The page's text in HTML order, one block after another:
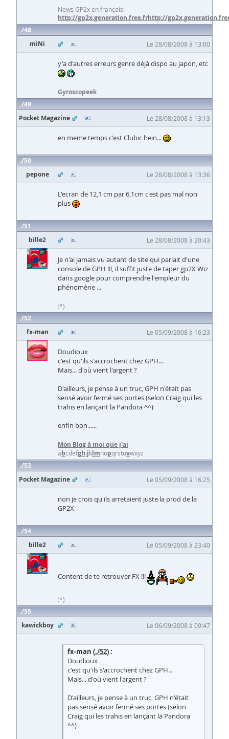
News GP2x en français:
http://gp2x.generation.free.frhttp://
48
miNi
Le 28/08/2008 à 13:00
y'a d'autres erreurs genre déjà dispo au japon, etc
Gyroscopeek
49
Pocket Magazine
Le 28/08/2008 à 13:13
en meme temps c'est Clubic hein...
50
pepone
Le 28/08/2008 à 13:36
L'ecran de 12,1 cm par 6,1cm c'est pas mal non
plus
51
bille2
Le 28/08/2008 à 20:43
Je n'ai jamais vu autant de site qui parlait d'une
console de GPH !!!, il suffit juste de taper gp2X Wiz
dans google pour comprendre l'empleur du
phénomène ...
:*)
52
fx-man
Le 05/09/2008 à 16:23
Doudioux
c'est qu'ils s'accrochent chez GPH...
Mais... d'où vient l'argent ?
D'ailleurs, je pense à un truc, GPH n'était pas
sensé avoir fermé ses portes (selon Craig qui les
trahis en lançant la Pandora ^^)
enfin bon......
Mon Blog à moi que j'ai
abcdefghijklmnopqrstuvwxyz
53
Pocket Magazine
Le 05/09/2008 à 16:25
non je crois qu'ils arretaient juste la prod de la
GP2X
54
bille2
Le 05/09/2008 à 23:40
Content de te retrouver FX !!!
:*)
55
kawickboy
Le 06/09/2008 à 09:47
fx-man (./52) :
Doudioux
c'est qu'ils s'accrochent chez GPH...
Mais... d'où vient l'argent ?
D'ailleurs, je pense à un truc, GPH n'était
pas sensé avoir fermé ses portes (selon
Craig qui les trahis en lançant la Pandora
^^)